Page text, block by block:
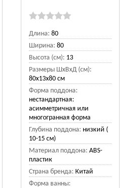
Длина: 80
Ширина: 80
Высота (см): 13
Размеры ШхВхД (см):
80x13x80 см
Форма поддона:
нестандартная:
асимметричная или
многогранная форма
Глубина поддона: низкий (
10-15 см)
Материал поддона: ABS-
пластик
Страна бренда: Китай
Форма ванны: